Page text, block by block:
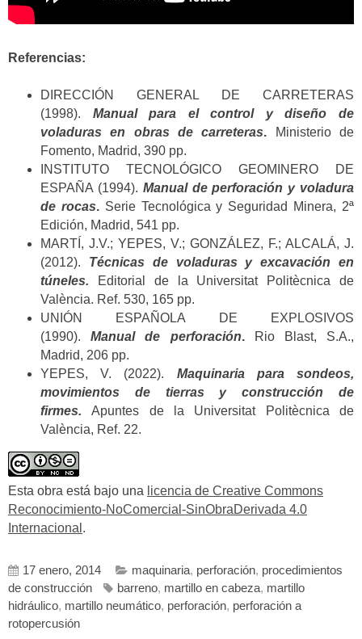
Referencias:
DIRECCIÓN GENERAL DE CARRETERAS
(1998). Manual para el control y diseño de
voladuras en obras de carreteras. Ministerio de
Fomento, Madrid, 390 pp.
INSTITUTO TECNOLÓGICO GEOMINERO DE
ESPAÑA (1994). Manual de perforación y voladura
de rocas.Serie Tecnológica y Seguridad Minera, 2ª
Edición, Madrid, 541 pp.
MARTÍ, J.V.; YEPES, V.; GONZÁLEZ, F.; ALCALÁ, J.
(2012). Técnicas de voladuras y excavación en
túneles. Editorial de la Universitat Politècnica de
València. Ref. 530, 165 pp.
UNIÓN ESPAÑOLA DE EXPLOSIVOS
(1990).Manual de perforación.Rio Blast, S.A.,
Madrid, 206 pp.
YEPES, V. (2022). Maquinaria para sondeos,
movimientos de tierras y construcción de
firmes. Apuntes de la Universitat Politècnica de
València, Ref. 22.
Esta obra está bajo una licencia de Creative Commons
Reconocimiento-NoComercial-SinObraDerivada 4.0
Internacional .
17 enero, 2014 maquinaria, perforación, procedimientos
de construcción
barreno, martillo en cabeza, martillo
hidráulico, martillo neumático, perforación, perforación a
rotopercusión